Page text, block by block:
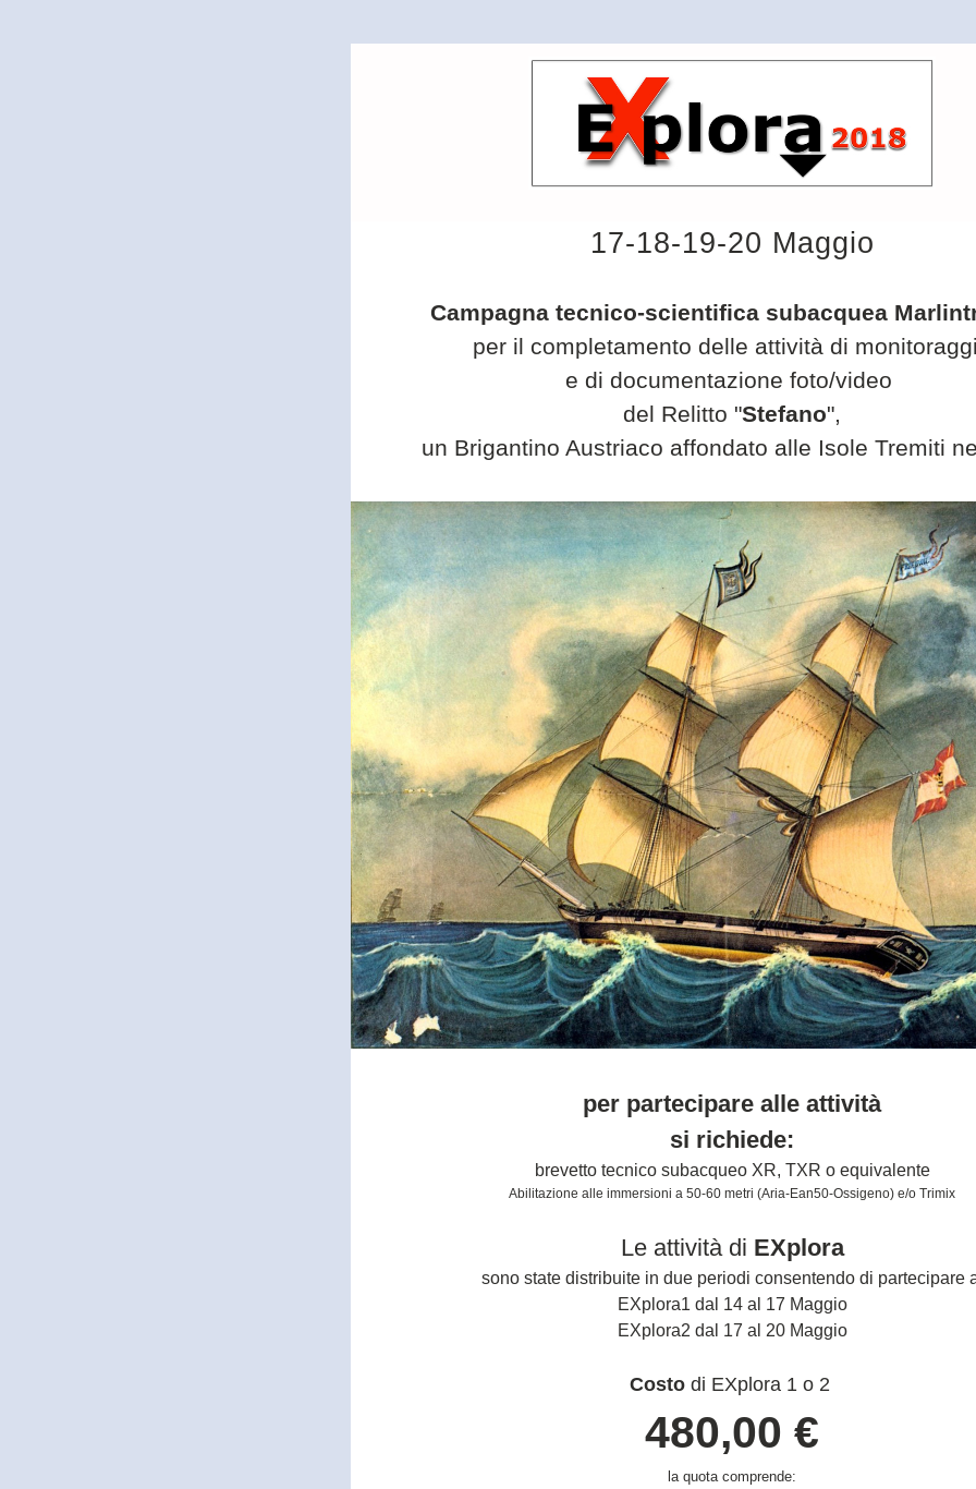
17-18-19-20 Maggio
Campagna tecnico-scientifica subacquea
per il completamento delle attività di
e di documentazione foto/video
del Relitto "Stefano",
un Brigantino Austriaco affondato alle Isole Tremiti
per partecipare alle attività
si richiede:
brevetto tecnico subacqueo XR, TXR o equivalente
Abilitazione alle immersioni a 50-60 metri (Aria-Ean50-Ossigeno) e/o Trimix
Le attività di EXplora
sono state distribuite in due periodi consentendo di partecipare
EXplora1 dal 14 al 17 Maggio
EXplora2 dal 17 al 20 Maggio
Costo di EXplora 1 o 2
480,00 €
la quota comprende: